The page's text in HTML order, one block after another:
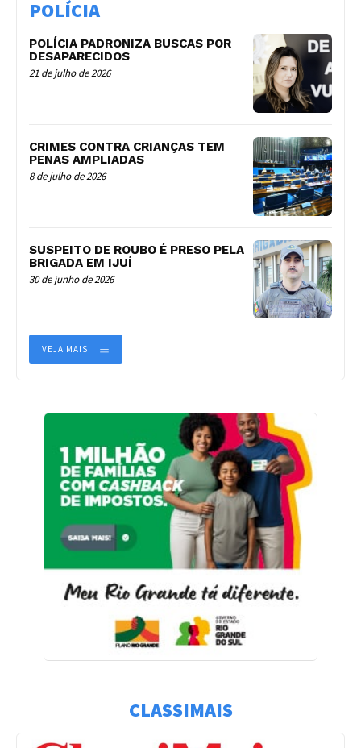
POLÍCIA
POLÍCIA PADRONIZA BUSCAS POR
DESAPARECIDOS
21 de julho de 2026
CRIMES CONTRA CRIANÇAS TEM
PENAS AMPLIADAS
8 de julho de 2026
SUSPEITO DE ROUBO É PRESO PELA
BRIGADA EM IJUÍ
30 de junho de 2026
VEJA MAIS
CLASSIMAIS